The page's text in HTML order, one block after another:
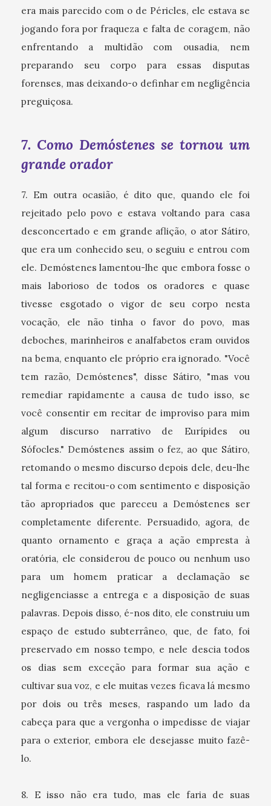
era mais parecido com o de Péricles, ele estava se
jogando fora por fraqueza e falta de coragem, não
enfrentando a multidão com ousadia, nem
preparando seu corpo para essas disputas
forenses, mas deixando-o definhar em negligência
preguiçosa.
7. Como Demóstenes se tornou um
grande orador
7. Em outra ocasião, é dito que, quando ele foi
rejeitado pelo povo e estava voltando para casa
desconcertado e em grande aflição, o ator Sátiro,
que era um conhecido seu, o seguiu e entrou com
ele. Demóstenes lamentou-lhe que embora fosse o
mais laborioso de todos os oradores e quase
tivesse esgotado o vigor de seu corpo nesta
vocação, ele não tinha o favor do povo, mas
deboches, marinheiros e analfabetos eram ouvidos
na bema, enquanto ele próprio era ignorado. "Você
tem razão, Demóstenes", disse Sátiro, "mas vou
remediar rapidamente a causa de tudo isso, se
você consentir em recitar de improviso para mim
algum discurso narrativo de Eurípides ou
Sófocles." Demóstenes assim o fez, ao que Sátiro,
retomando o mesmo discurso depois dele, deu-lhe
tal forma e recitou-o com sentimento e disposição
tão apropriados que pareceu a Demóstenes ser
completamente diferente. Persuadido, agora, de
quanto ornamento e graça a ação empresta à
oratória, ele considerou de pouco ou nenhum uso
para um homem praticar a declamação se
negligenciasse a entrega e a disposição de suas
palavras. Depois disso, é-nos dito, ele construiu um
espaço de estudo subterrâneo, que, de fato, foi
preservado em nosso tempo, e nele descia todos
os dias sem exceção para formar sua ação e
cultivar sua voz, e ele muitas vezes ficava lá mesmo
por dois ou três meses, raspando um lado da
cabeça para que a vergonha o impedisse de viajar
para o exterior, embora ele desejasse muito fazê-
lo.
8. E isso não era tudo, mas ele faria de suas